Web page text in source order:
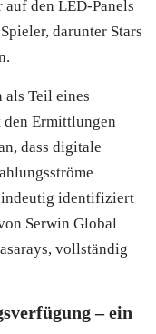
den LED-Panels
darunter Stars
als Teil eines
Ermittlungen
dass digitale
identifiziert
Serwin Global
vollständig
– ein